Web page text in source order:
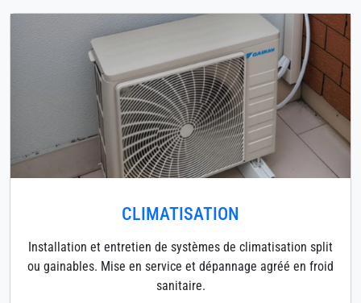
CLIMATISATION
Installation et entretien de systèmes de climatisation split
ou gainables. Mise en service et dépannage agréé en froid
sanitaire.